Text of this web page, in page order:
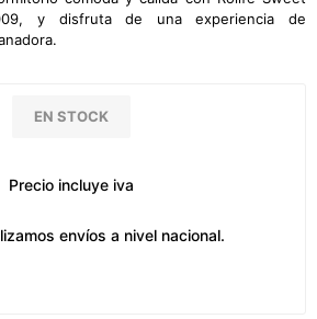
y disfruta de una experiencia de
EN STOCK
Precio incluye iva
envíos a nivel nacional.